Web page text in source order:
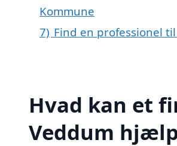
Kommune
7) Find en professionel
Hvad kan et
Veddum